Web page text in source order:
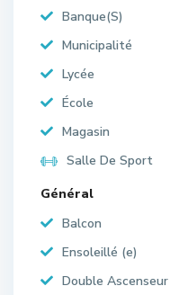
Banque(S)
Municipalité
Lycée
École
Magasin
Salle De Sport
Général
Balcon
Ensoleillé (e)
Double Ascenseur